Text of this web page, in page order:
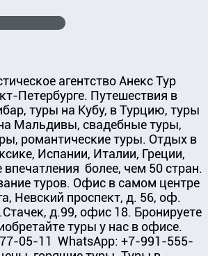
агентство Анекс Тур
Петербурге. Путешествия в
туры на Кубу, в Турцию, туры
Мальдивы, свадебные туры,
романтические туры. Отдых в
Испании, Италии, Греции,
впечатления более, чем 50 стран.
туров. Офис в самом центре
Невский проспект, д. 56, оф.
д.99, офис 18. Бронируете
туры у нас в офисе.
05-11 WhatsApp: +7-991-555-